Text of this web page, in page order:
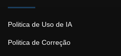
Politica de Uso de IA
Politica de Correção